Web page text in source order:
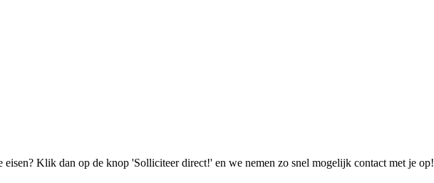
Klik dan op de knop 'Solliciteer direct!' en we nemen zo snel mogelijk contact met je op!